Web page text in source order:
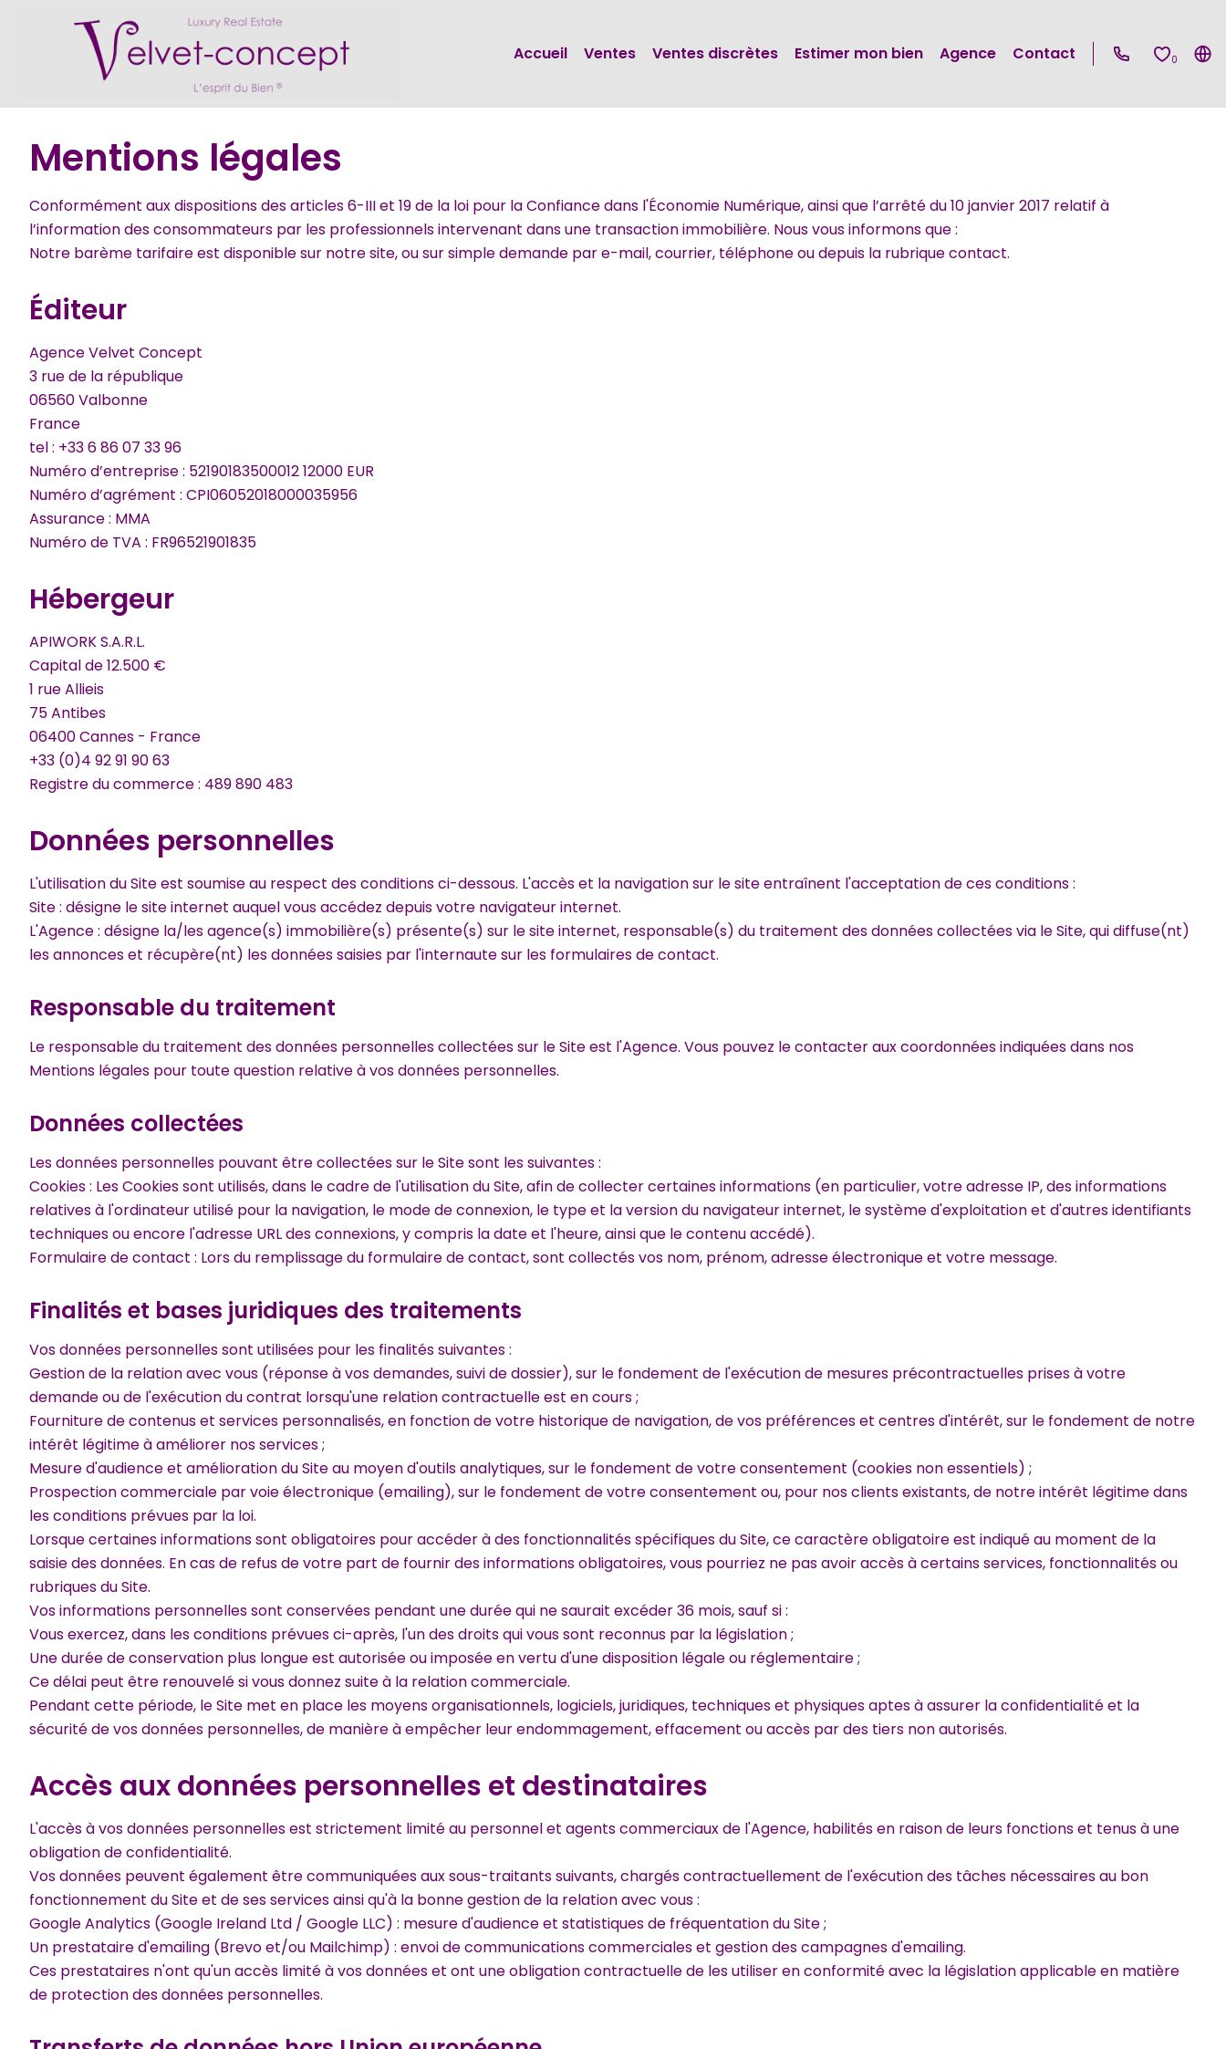
Accueil Ventes Ventes discrètes Estimer mon bien Agence Contact 0
Mentions légales
Conformément aux dispositions des articles 6-III et 19 de la loi pour la Confiance dans l'Économie Numérique, ainsi que l’arrêté du 10 janvier 2017 relatif à
l’information des consommateurs par les professionnels intervenant dans une transaction immobilière. Nous vous informons que :
Notre barème tarifaire est disponible sur notre site, ou sur simple demande par e-mail, courrier, téléphone ou depuis la rubrique contact.
Éditeur
Agence Velvet Concept
3 rue de la république
06560 Valbonne
France
tel : +33 6 86 07 33 96
Numéro d’entreprise : 52190183500012 12000 EUR
Numéro d’agrément : CPI06052018000035956
Assurance : MMA
Numéro de TVA : FR96521901835
Hébergeur
APIWORK S.A.R.L.
Capital de 12.500 €
1 rue Allieis
75 Antibes
06400 Cannes - France
+33 (0)4 92 91 90 63
Registre du commerce : 489 890 483
Données personnelles
L'utilisation du Site est soumise au respect des conditions ci-dessous. L'accès et la navigation sur le site entraînent l'acceptation de ces conditions :
Site : désigne le site internet auquel vous accédez depuis votre navigateur internet.
L'Agence : désigne la/les agence(s) immobilière(s) présente(s) sur le site internet, responsable(s) du traitement des données collectées via le Site, qui diffuse(nt)
les annonces et récupère(nt) les données saisies par l'internaute sur les formulaires de contact.
Responsable du traitement
Le responsable du traitement des données personnelles collectées sur le Site est l'Agence. Vous pouvez le contacter aux coordonnées indiquées dans nos
Mentions légales pour toute question relative à vos données personnelles.
Données collectées
Les données personnelles pouvant être collectées sur le Site sont les suivantes :
Cookies : Les Cookies sont utilisés, dans le cadre de l'utilisation du Site, afin de collecter certaines informations (en particulier, votre adresse IP, des informations
relatives à l'ordinateur utilisé pour la navigation, le mode de connexion, le type et la version du navigateur internet, le système d'exploitation et d'autres identifiants
techniques ou encore l'adresse URL des connexions, y compris la date et l'heure, ainsi que le contenu accédé).
Formulaire de contact : Lors du remplissage du formulaire de contact, sont collectés vos nom, prénom, adresse électronique et votre message.
Finalités et bases juridiques des traitements
Vos données personnelles sont utilisées pour les finalités suivantes :
Gestion de la relation avec vous (réponse à vos demandes, suivi de dossier), sur le fondement de l'exécution de mesures précontractuelles prises à votre
demande ou de l'exécution du contrat lorsqu'une relation contractuelle est en cours ;
Fourniture de contenus et services personnalisés, en fonction de votre historique de navigation, de vos préférences et centres d'intérêt, sur le fondement de notre
intérêt légitime à améliorer nos services ;
Mesure d'audience et amélioration du Site au moyen d'outils analytiques, sur le fondement de votre consentement (cookies non essentiels) ;
Prospection commerciale par voie électronique (emailing), sur le fondement de votre consentement ou, pour nos clients existants, de notre intérêt légitime dans
les conditions prévues par la loi.
Lorsque certaines informations sont obligatoires pour accéder à des fonctionnalités spécifiques du Site, ce caractère obligatoire est indiqué au moment de la
saisie des données. En cas de refus de votre part de fournir des informations obligatoires, vous pourriez ne pas avoir accès à certains services, fonctionnalités ou
rubriques du Site.
Vos informations personnelles sont conservées pendant une durée qui ne saurait excéder 36 mois, sauf si :
Vous exercez, dans les conditions prévues ci-après, l'un des droits qui vous sont reconnus par la législation ;
Une durée de conservation plus longue est autorisée ou imposée en vertu d'une disposition légale ou réglementaire ;
Ce délai peut être renouvelé si vous donnez suite à la relation commerciale.
Pendant cette période, le Site met en place les moyens organisationnels, logiciels, juridiques, techniques et physiques aptes à assurer la confidentialité et la
sécurité de vos données personnelles, de manière à empêcher leur endommagement, effacement ou accès par des tiers non autorisés.
Accès aux données personnelles et destinataires
L'accès à vos données personnelles est strictement limité au personnel et agents commerciaux de l'Agence, habilités en raison de leurs fonctions et tenus à une
obligation de confidentialité.
Vos données peuvent également être communiquées aux sous-traitants suivants, chargés contractuellement de l'exécution des tâches nécessaires au bon
fonctionnement du Site et de ses services ainsi qu'à la bonne gestion de la relation avec vous :
Google Analytics (Google Ireland Ltd / Google LLC) : mesure d'audience et statistiques de fréquentation du Site ;
Un prestataire d'emailing (Brevo et/ou Mailchimp) : envoi de communications commerciales et gestion des campagnes d'emailing.
Ces prestataires n'ont qu'un accès limité à vos données et ont une obligation contractuelle de les utiliser en conformité avec la législation applicable en matière
de protection des données personnelles.